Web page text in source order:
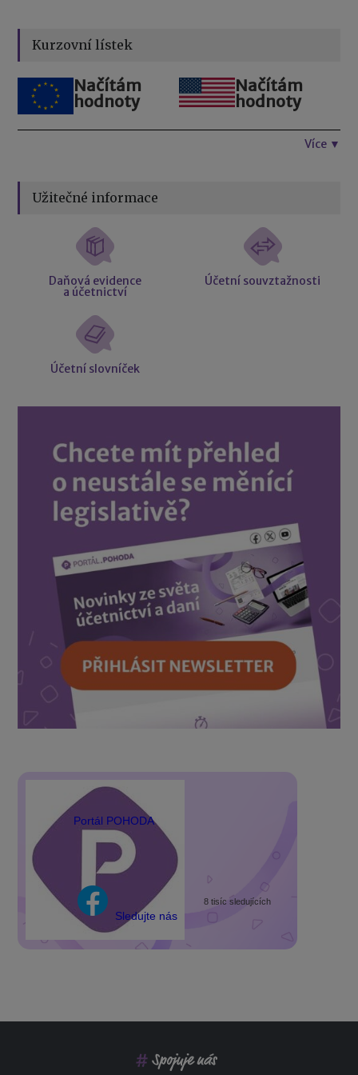
Kurzovní lístek
Načítám
hodnoty
Načítám
hodnoty
Více ▼
Užitečné informace
Daňová evidence
a účetnictví
Účetní souvztažnosti
Účetní slovníček
Portál POHODA
Sledujte nás
8 tisíc sledujících